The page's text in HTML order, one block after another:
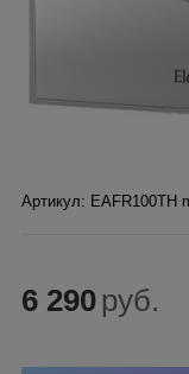
Артикул: EAFR100TH
6 290 руб.